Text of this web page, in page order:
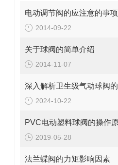
电动调节阀的应注意的事项
2014-09-22
关于球阀的简单介绍
2014-11-07
2024-10-22
2019-05-28
法兰蝶阀的力矩影响因素